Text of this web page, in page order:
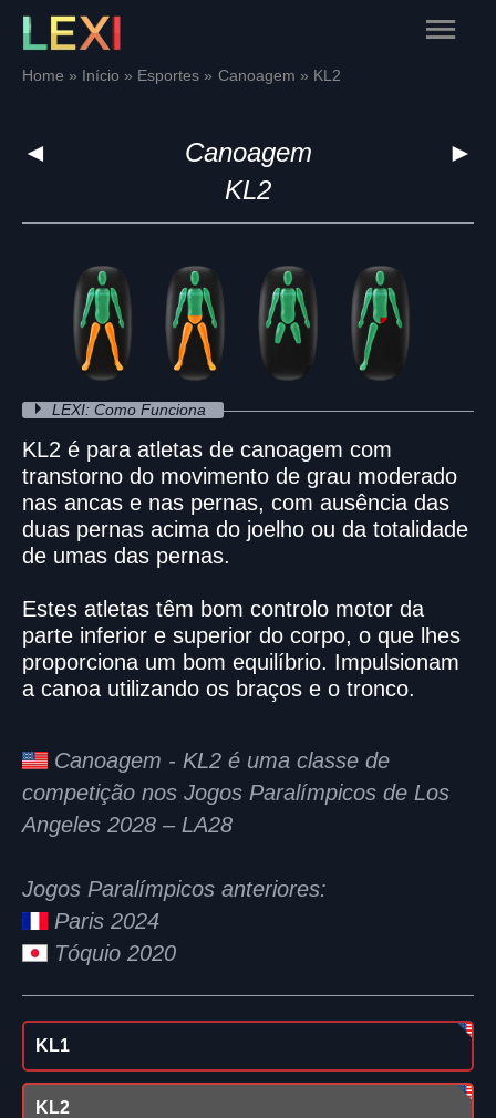
Skip
content
Main
Home Início Esportes Canoagem KL2
◄ ►
Canoagem
KL2
LEXI: Como Funciona
KL2 é para atletas de canoagem com
transtorno do movimento de grau moderado
nas ancas e nas pernas, com ausência das
duas pernas acima do joelho ou da totalidade
de umas das pernas.
Estes atletas têm bom controlo motor da
parte inferior e superior do corpo, o que lhes
proporciona um bom equilíbrio. Impulsionam
a canoa utilizando os braços e o tronco.
Canoagem - KL2 é uma classe de
competição nos Jogos Paralímpicos de Los
Angeles 2028 – LA28
Jogos Paralímpicos anteriores:
Paris 2024
Tóquio 2020
KL1
KL2